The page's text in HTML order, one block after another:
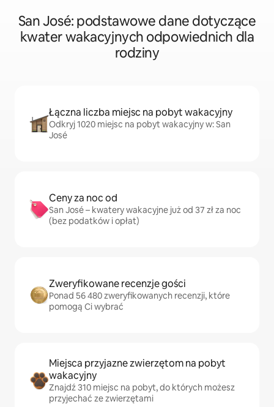
San José: podstawowe dane dotyczące
kwater wakacyjnych odpowiednich dla
rodziny
Łączna liczba miejsc na pobyt wakacyjny
Odkryj 1020 miejsc na pobyt wakacyjny w: San
José
Ceny za noc od
San José – kwatery wakacyjne już od 37 zł za noc
(bez podatków i opłat)
Zweryfikowane recenzje gości
Ponad 56 480 zweryfikowanych recenzji, które
pomogą Ci wybrać
Miejsca przyjazne zwierzętom na pobyt
wakacyjny
Znajdź 310 miejsc na pobyt, do których możesz
przyjechać ze zwierzętami